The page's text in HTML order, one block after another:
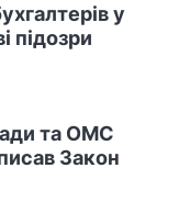
у
підозри
та ОМС
Закон